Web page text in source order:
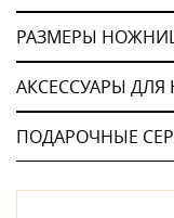
РАЗМЕРЫ
АКСЕССУАРЫ
ПОДАРОЧНЫЕ